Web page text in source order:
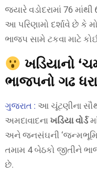
જ્યારે વડોદરામાં 76
આ પરિણામો દર્શાવે છે કે
ભાજપ સામે ટકવા માટે
ખડિયાનો
ભાજપનો ગઢ
ગુજરાત : આ ચૂંટણીના
અમદાવાદનાખડિયા વોર્ડ
અને જનસંઘની
તમામ 4 બેઠકો જીતીને
છે.